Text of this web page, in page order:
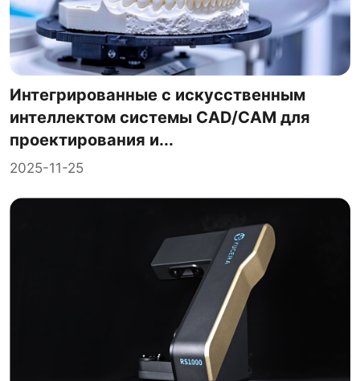
Интегрированные с искусственным
интеллектом системы CAD/CAM для
проектирования и...
2025-11-25